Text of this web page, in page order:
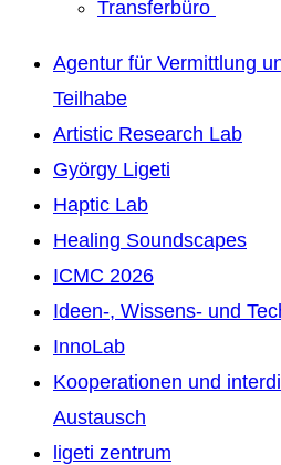
Transferbüro
Agentur für Vermittlung
Teilhabe
Artistic Research Lab
György Ligeti
Haptic Lab
Healing Soundscapes
ICMC 2026
Ideen-, Wissens- und
InnoLab
Kooperationen und
Austausch
ligeti zentrum